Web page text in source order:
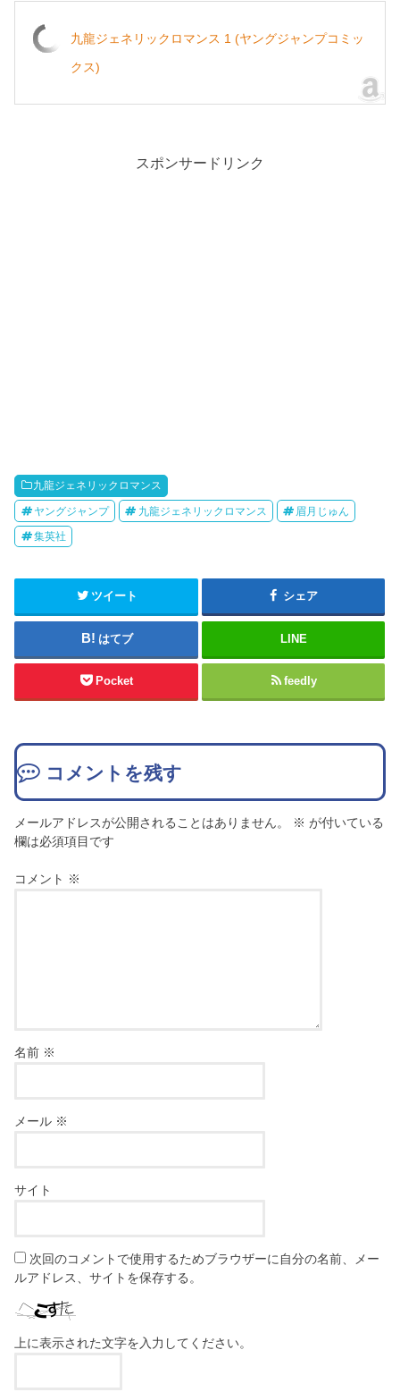
九龍ジェネリックロマンス 1 (ヤングジャンプコミッ
クス)
スポンサードリンク
九龍ジェネリックロマンス
ヤングジャンプ 九龍ジェネリックロマンス 眉月じゅん
集英社
ツイート シェア
はてブ LINE
Pocket feedly
コメントを残す
メールアドレスが公開されることはありません。 ※ が付いている
欄は必須項目です
コメント ※
名前 ※
メール ※
サイト
次回のコメントで使用するためブラウザーに自分の名前、メー
ルアドレス、サイトを保存する。
上に表示された文字を入力してください。